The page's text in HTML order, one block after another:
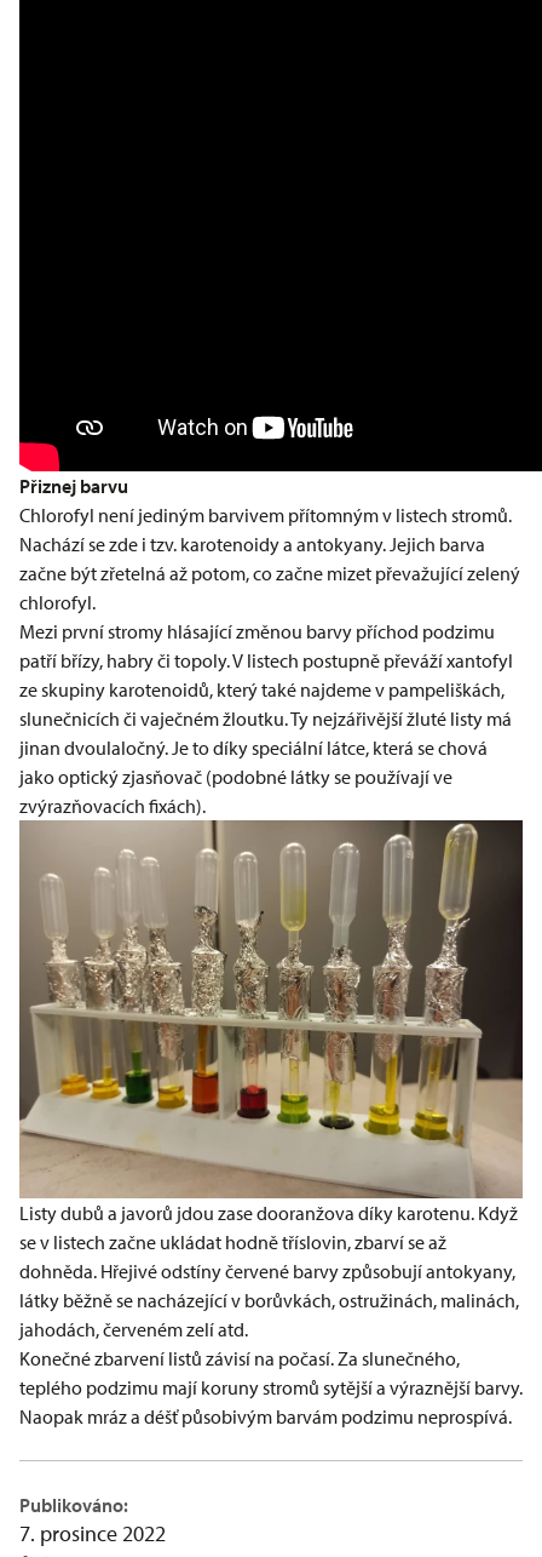
Přiznej barvu
Chlorofyl není jediným barvivem přítomným v listech stromů.
Nachází se zde i tzv. karotenoidy a antokyany. Jejich barva
začne být zřetelná až potom, co začne mizet převažující zelený
chlorofyl.
Mezi první stromy hlásající změnou barvy příchod podzimu
patří břízy, habry či topoly. V listech postupně převáží xantofyl
ze skupiny karotenoidů, který také najdeme v pampeliškách,
slunečnicích či vaječném žloutku. Ty nejzářivější žluté listy má
jinan dvoulaločný. Je to díky speciální látce, která se chová
jako optický zjasňovač (podobné látky se používají ve
zvýrazňovacích fixách).
Listy dubů a javorů jdou zase dooranžova díky karotenu. Když
se v listech začne ukládat hodně tříslovin, zbarví se až
dohněda. Hřejivé odstíny červené barvy způsobují antokyany,
látky běžně se nacházející v borůvkách, ostružinách, malinách,
jahodách, červeném zelí atd.
Konečné zbarvení listů závisí na počasí. Za slunečného,
teplého podzimu mají koruny stromů sytější a výraznější barvy.
Naopak mráz a déšť působivým barvám podzimu neprospívá.
Publikováno:
7. prosince 2022